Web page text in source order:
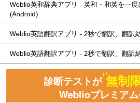
Weblio英和辞典アプリ - 英和・和英を一
(Android)
Weblio英語翻訳アプリ - 2秒で翻訳、翻訳
Weblio英語翻訳アプリ - 2秒で翻訳、翻訳
診断テストが 無制
Weblioプレミア